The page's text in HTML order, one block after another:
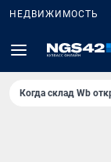
НЕДВИЖИМОСТЬ
Когда склад Wb